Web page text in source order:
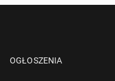
OGŁOSZENIA